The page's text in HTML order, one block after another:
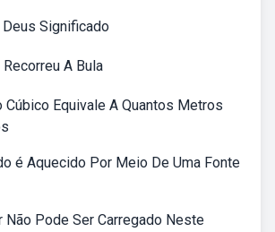
Significado
A Bula
Cúbico Equivale A Quantos Metros
é Aquecido Por Meio De Uma Fonte
Não Pode Ser Carregado Neste